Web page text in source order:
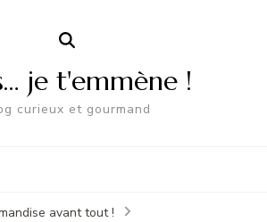
je t'emmène !
curieux et gourmand
avant tout !